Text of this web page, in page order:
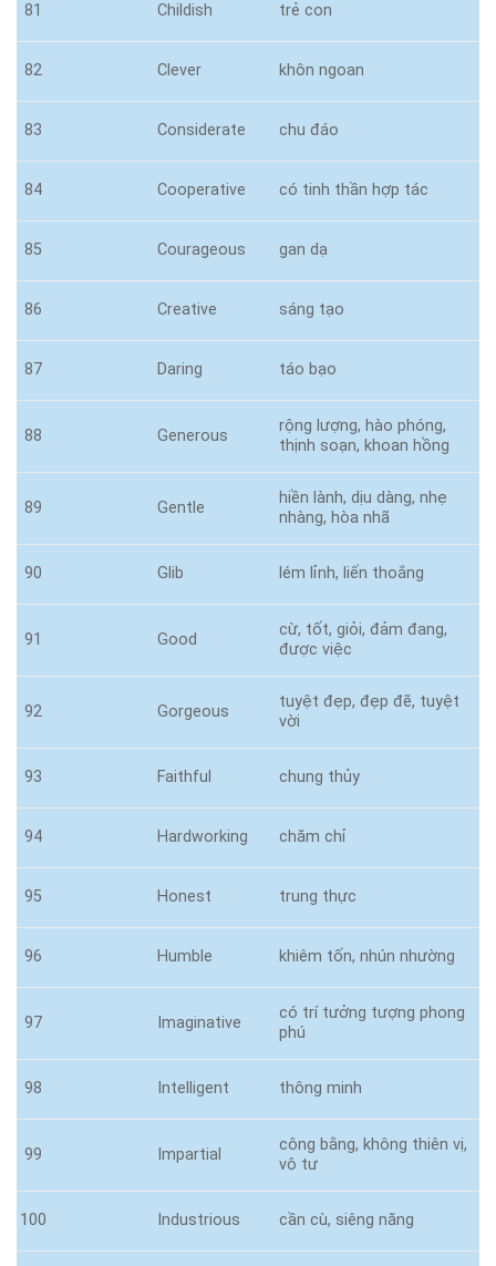
81 Childish trẻ con
82 Clever khôn ngoan
83 Considerate chu đáo
84 Cooperative có tinh thần hợp tác
85 Courageous gan dạ
86 Creative sáng tạo
87 Daring táo bạo
88 Generous
rộng lượng, hào phóng,
thịnh soạn, khoan hồng
89 Gentle
hiền lành, dịu dàng, nhẹ
nhàng, hòa nhã
90 Glib lém lỉnh, liến thoắng
91 Good
cừ, tốt, giỏi, đảm đang,
được việc
92 Gorgeous
tuyệt đẹp, đẹp đẽ, tuyệt
vời
93 Faithful chung thủy
94 Hardworking chăm chỉ
95 Honest trung thực
96 Humble khiêm tốn, nhún nhường
97 Imaginative
có trí tưởng tượng phong
phú
98 Intelligent thông minh
99 Impartial
công bằng, không thiên vị,
vô tư
100 Industrious cần cù, siêng năng